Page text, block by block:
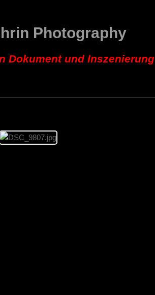
Photography
Dokument und Inszenierung